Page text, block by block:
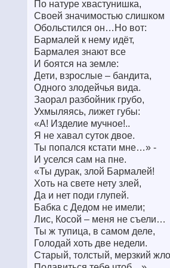
По натуре хвастунишка,
Своей значимостью слишком
Обольстился он…Но вот:
Бармалей к нему идёт,
Бармалея знают все
И боятся на земле:
Дети, взрослые – бандита,
Одного злодейчья вида.
Заорал разбойник грубо,
Ухмыляясь, лижет губы:
«А! Изделие мучное!..
Я не хавал суток двое.
Ты попался кстати мне…» -
И уселся сам на пне.
«Ты дурак, злой Бармалей!
Хоть на свете нету злей,
Да и нет поди глупей.
Бабка с Дедом не имели;
Лис, Косой – меня не съели…
Ты ж тупица, в самом деле,
Голодай хоть две недели.
Старый, толстый, мерзкий